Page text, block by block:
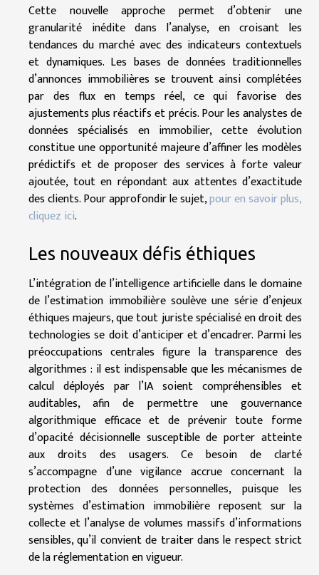
Cette nouvelle approche permet d’obtenir une
granularité inédite dans l’analyse, en croisant les
tendances du marché avec des indicateurs contextuels
et dynamiques. Les bases de données traditionnelles
d’annonces immobilières se trouvent ainsi complétées
par des flux en temps réel, ce qui favorise des
ajustements plus réactifs et précis. Pour les analystes de
données spécialisés en immobilier, cette évolution
constitue une opportunité majeure d’affiner les modèles
prédictifs et de proposer des services à forte valeur
ajoutée, tout en répondant aux attentes d’exactitude
des clients. Pour approfondir le sujet,pour en savoir plus,
cliquez ici.
Les nouveaux défis éthiques
L’intégration de l’intelligence artificielle dans le domaine
de l’estimation immobilière soulève une série d’enjeux
éthiques majeurs, que tout juriste spécialisé en droit des
technologies se doit d’anticiper et d’encadrer. Parmi les
préoccupations centrales figure la transparence des
algorithmes : il est indispensable que les mécanismes de
calcul déployés par l’IA soient compréhensibles et
auditables, afin de permettre une gouvernance
algorithmique efficace et de prévenir toute forme
d’opacité décisionnelle susceptible de porter atteinte
aux droits des usagers. Ce besoin de clarté
s’accompagne d’une vigilance accrue concernant la
protection des données personnelles, puisque les
systèmes d’estimation immobilière reposent sur la
collecte et l’analyse de volumes massifs d’informations
sensibles, qu’il convient de traiter dans le respect strict
de la réglementation en vigueur.